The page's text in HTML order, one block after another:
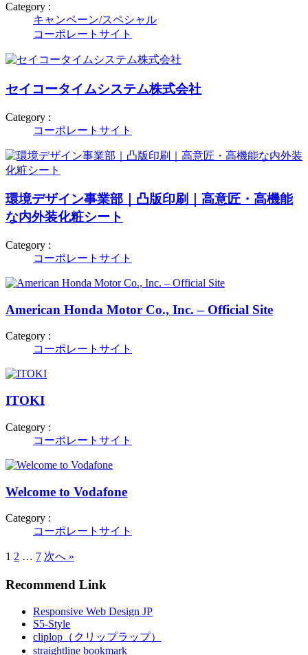
Category :
キャンペーン/スペシャル
コーポレートサイト
セイコータイムシステム株式会社
Category :
コーポレートサイト
環境デザイン事業部｜凸版印刷｜高意匠・高機能
な内外装化粧シート
Category :
コーポレートサイト
American Honda Motor Co., Inc. – Official Site
Category :
コーポレートサイト
ITOKI
Category :
コーポレートサイト
Welcome to Vodafone
Category :
コーポレートサイト
1 2 … 7 次へ »
Recommend Link
Responsive Web Design JP
S5-Style
cliplop（クリップラップ）
straightline bookmark